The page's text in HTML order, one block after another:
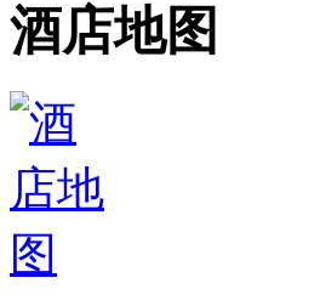
酒店地图